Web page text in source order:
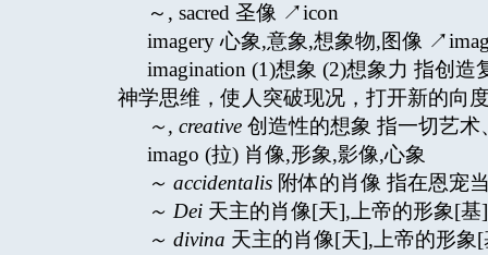
～, sacred 圣像 ↗icon
imagery 心象,意象,想象物,图像
imagination (1)想象 (2)想象力 指创
神学思维，使人突破现况，打开新的向
～, creative 创造性的想象 指一切艺
imago (拉) 肖像,形象,影像,心象
～ accidentalis附体的肖像 指在恩宠
～ Dei 天主的肖像[天],上帝的形象[
～ divina 天主的肖像[天],上帝的形象